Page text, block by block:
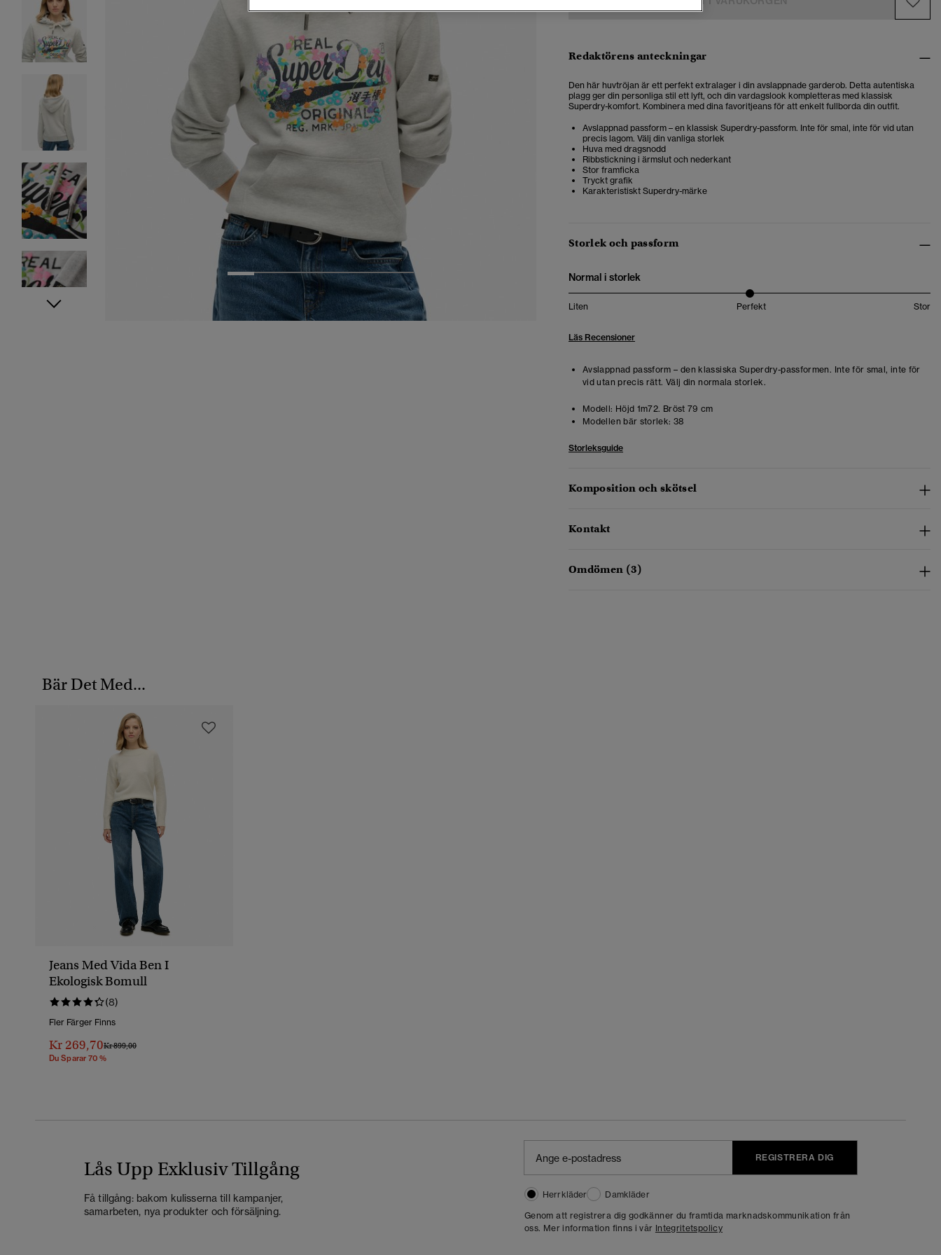
1 4 5 6 7
Redaktörens anteckningar
Den här huvtröjan är ett perfekt extralager i din avslappnade garderob. Detta autentiska
plagg ger din personliga stil ett lyft, och din vardagslook kompletteras med klassisk
Superdry-komfort. Kombinera med dina favoritjeans för att enkelt fullborda din outfit.
Avslappnad passform – en klassisk Superdry-passform. Inte för smal, inte för vid utan
precis lagom. Välj din vanliga storlek
Huva med dragsnodd
Ribbstickning i ärmslut och nederkant
Stor framficka
Tryckt grafik
Karakteristiskt Superdry-märke
Storlek och passform
Normal i storlek
Liten Perfekt Stor
Läs Recensioner
Avslappnad passform – den klassiska Superdry-passformen. Inte för smal, inte för
vid utan precis rätt. Välj din normala storlek.
Modell: Höjd 1m72. Bröst 79 cm
Modellen bär storlek: 38
Storleksguide
Komposition och skötsel
Kontakt
Omdömen (3)
Bär Det Med...
Jeans Med Vida Ben I
Ekologisk Bomull
(8)
Fler Färger Finns
Kr 269,70Pris Reducerat Från
Kr 899,00Till
Du Sparar 70 %
Lås Upp Exklusiv Tillgång
Få tillgång: bakom kulisserna till kampanjer,
samarbeten, nya produkter och försäljning.
REGISTRERA DIG
Herrkläder
Damkläder
Genom att registrera dig godkänner du framtida marknadskommunikation från
oss. Mer information finns i vår Integritetspolicy